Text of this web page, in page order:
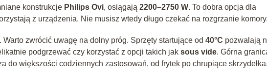
konstrukcje Philips Ovi, osiągają 2200–2750 W. To dobra opcja dla
z urządzenia. Nie musisz wtedy długo czekać na rozgrzanie
zwrócić uwagę na dolny próg. Sprzęty startujące od 40°C pozwalają
podgrzewać czy korzystać z opcji takich jak sous vide. Górna
do większości codziennych zastosowań, od frytek po chrupiące